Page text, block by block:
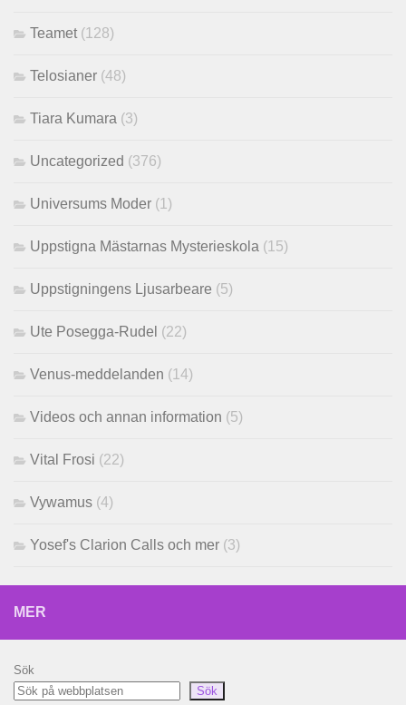
Teamet (128)
Telosianer (48)
Tiara Kumara (3)
Uncategorized (376)
Universums Moder (1)
Uppstigna Mästarnas Mysterieskola (15)
Uppstigningens Ljusarbeare (5)
Ute Posegga-Rudel (22)
Venus-meddelanden (14)
Videos och annan information (5)
Vital Frosi (22)
Vywamus (4)
Yosef's Clarion Calls och mer (3)
MER
Sök
Sök